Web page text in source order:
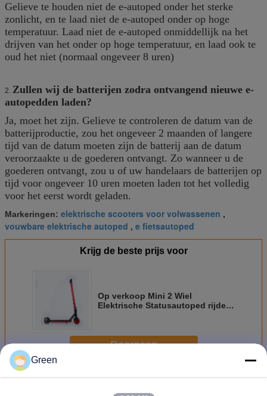
Gelieve te houden niet de e-autoped onder het sterke
zonlicht, en te laad niet de e-autoped onder op hoge
temperatuur. Laad niet de e-autoped onmiddellijk na het
drijven van het onder op hoge temperatuur, en laad ook te
oud het niet (normaal ongeveer 8 uren)
2. Zullen wij de batterijen zodra ontvangend nieuwe e-
autopedden laden?
Ja, moet het zijn. Gelieve te controleren de datum van de
batterijproductie, zou het ongeveer 2 maanden of langere
tijd van de datum moeten zijn de batterij aan de datum
veroorzaakte u de goederen ontvangt. Zo wanneer u de
goederen ontvangt, zou u of uw handelaars de batterijen op
tijd voor ongeveer 10 uren moeten laden tot het volledig
voor het eerst wordt geladen.
Markeringen: elektrische scooters voor volwassenen ,
vouwbare elektrische autoped , e fietsautoped
Krijg de beste prijs voor
Op verkoop Mini 2 Wiel
Elektrische Statusautoped rijden
Doorgaan
MeerElektrische wegautoped
Green